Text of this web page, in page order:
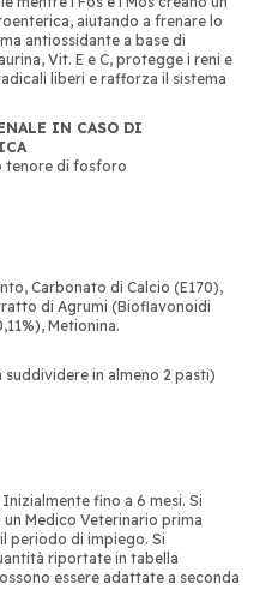
aiutando a frenare lo
antiossidante a base di
Vit. E e C, protegge i reni e
liberi e rafforza il sistema
IN CASO DI
tenore di fosforo
Carbonato di Calcio (E170),
di Agrumi (Bioflavonoidi
Metionina.
in almeno 2 pasti)
fino a 6 mesi. Si
Medico Veterinario prima
periodo di impiego. Si
riportate in tabella
essere adattate a seconda